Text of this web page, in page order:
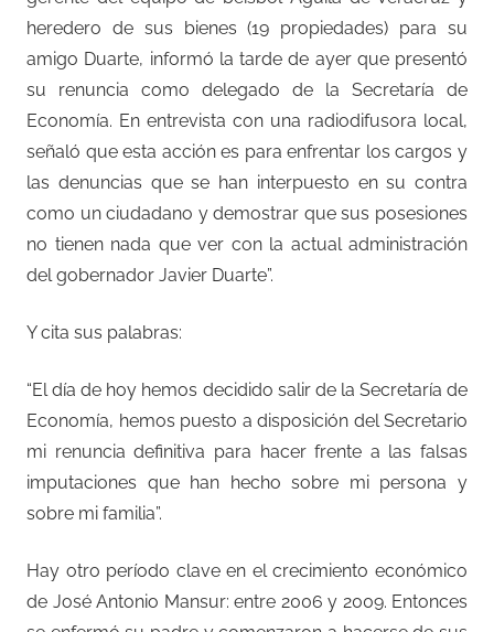
heredero de sus bienes (19 propiedades) para su
amigo Duarte, informó la tarde de ayer que presentó
su renuncia como delegado de la Secretaría de
Economía. En entrevista con una radiodifusora local,
señaló que esta acción es para enfrentar los cargos y
las denuncias que se han interpuesto en su contra
como un ciudadano y demostrar que sus posesiones
no tienen nada que ver con la actual administración
del gobernador Javier Duarte”.
Y cita sus palabras:
“El día de hoy hemos decidido salir de la Secretaría de
Economía, hemos puesto a disposición del Secretario
mi renuncia definitiva para hacer frente a las falsas
imputaciones que han hecho sobre mi persona y
sobre mi familia”.
Hay otro período clave en el crecimiento económico
de José Antonio Mansur: entre 2006 y 2009. Entonces